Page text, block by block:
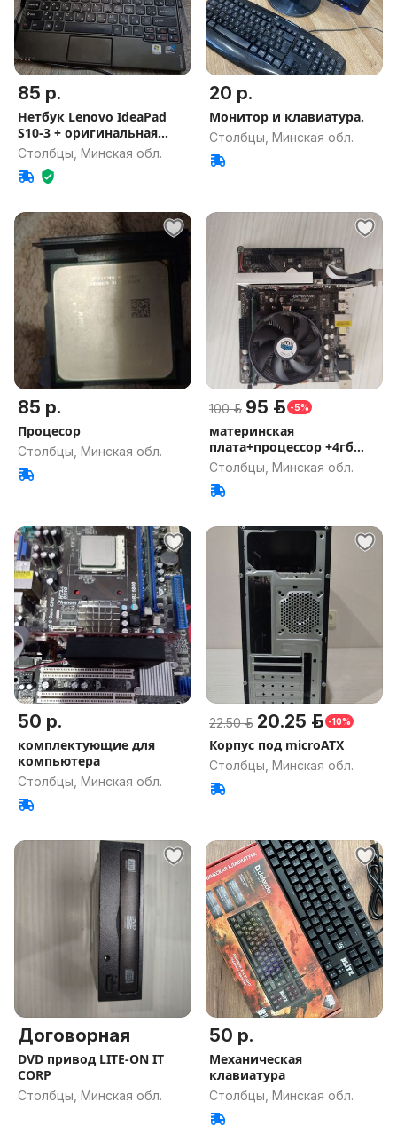
85 р.
Нетбук Lenovo IdeaPad
S10-3 + оригинальная
зарядка
Столбцы, Минская обл.
20 р.
Монитор и клавиатура.
Столбцы, Минская обл.
85 р.
Процесор
Столбцы, Минская обл.
100 р. 95 р. -5%
материнская
плата+процессор +4гб
DD3+GT 730 4GB
Столбцы, Минская обл.
50 р.
комплектующие для
компьютера
Столбцы, Минская обл.
22.50 р. 20.25 р. -10%
Корпус под microATX
Столбцы, Минская обл.
Договорная
DVD привод LITE-ON IT
CORP
Столбцы, Минская обл.
50 р.
Механическая
клавиатура
Столбцы, Минская обл.